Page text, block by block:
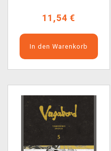
11,54 €
In den Warenkorb